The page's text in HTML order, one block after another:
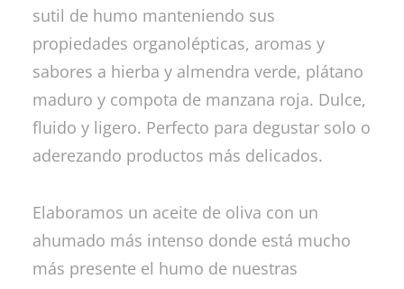
sutil de humo manteniendo sus
propiedades organolépticas, aromas y
sabores a hierba y almendra verde, plátano
maduro y compota de manzana roja. Dulce,
fluido y ligero. Perfecto para degustar solo o
aderezando productos más delicados.
Elaboramos un aceite de oliva con un
ahumado más intenso donde está mucho
más presente el humo de nuestras